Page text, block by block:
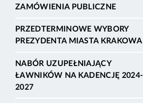
ZAMÓWIENIA PUBLICZNE
PRZEDTERMINOWE WYBORY
PREZYDENTA MIASTA KRAKOWA
NABÓR UZUPEŁNIAJĄCY
ŁAWNIKÓW NA KADENCJĘ 2024-
2027